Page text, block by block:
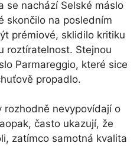
se nachází Selské máslo
skončilo na posledním
prémiové, sklidilo kritiku
roztíratelnost. Stejnou
Parmareggio, které sice
propadlo.
rozhodně nevypovídají o
často ukazují, že
zatímco samotná kvalita